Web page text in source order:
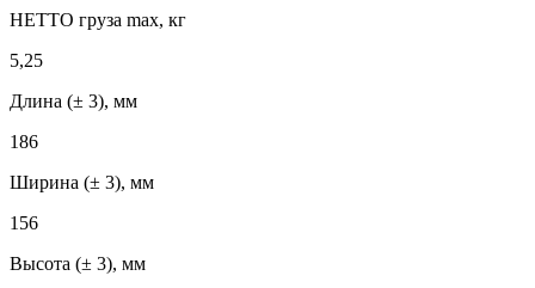
НЕТТО груза max, кг
5,25
Длина (± 3), мм
186
Ширина (± 3), мм
156
Высота (± 3), мм